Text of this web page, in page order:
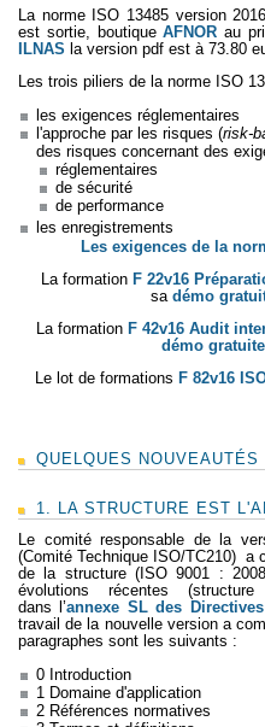
La norme ISO 13485 version
est sortie, boutiqueAFNOR au
ILNAS la version pdf est à 73.80
Les trois piliers de la norme ISO
les exigences réglementaires
l'approche par les risques (risk-
des risques concernant des
réglementaires
de sécurité
de performance
les enregistrements
Les exigences de la
La formation F 22v16
sa démo
La formation F 42v16 Audit
démo gratuite
Le lot de formations F 82v16
QUELQUES
1. LA STRUCTURE EST
Le comité responsable de la
(Comité Technique ISO/TC210) a
de la structure (ISO 9001 :
évolutions récentes
dans l’annexe SL des
travail de la nouvelle version a
paragraphes sont les suivants :
0 Introduction
1 Domaine d'application
2 Références normatives